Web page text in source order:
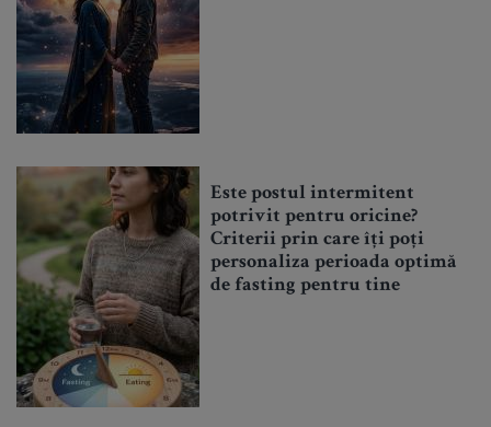
Este postul intermitent
potrivit pentru oricine?
Criterii prin care îți poți
personaliza perioada optimă
de fasting pentru tine